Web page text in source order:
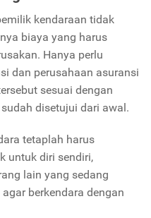
kendaraan tidak
biaya yang harus
Hanya perlu
dan perusahaan asuransi
sesuai dengan
disetujui dari awal.
tetaplah harus
untuk diri sendiri,
lain yang sedang
berkendara dengan